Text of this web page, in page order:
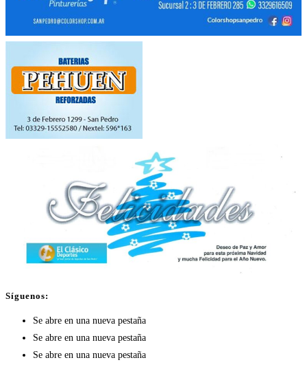
Síguenos:
Se abre en una nueva pestaña
Se abre en una nueva pestaña
Se abre en una nueva pestaña